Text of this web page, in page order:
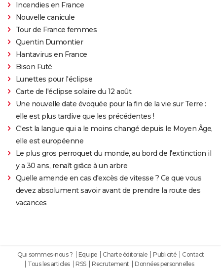
Incendies en France
Nouvelle canicule
Tour de France femmes
Quentin Dumontier
Hantavirus en France
Bison Futé
Lunettes pour l'éclipse
Carte de l'éclipse solaire du 12 août
Une nouvelle date évoquée pour la fin de la vie sur Terre :
elle est plus tardive que les précédentes !
C'est la langue qui a le moins changé depuis le Moyen Âge,
elle est européenne
Le plus gros perroquet du monde, au bord de l'extinction il
y a 30 ans, renaît grâce à un arbre
Quelle amende en cas d'excès de vitesse ? Ce que vous
devez absolument savoir avant de prendre la route des
vacances
Qui sommes-nous ? Equipe Charte éditoriale Publicité
Contact
Tous les articles
RSS Recrutement
Données personnelles